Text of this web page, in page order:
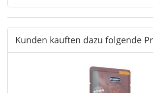
Kunden kauften dazu folgende